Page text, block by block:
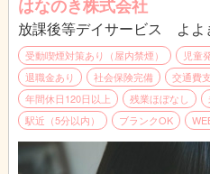
はなのき株式会社
放課後等デイサービス よよ
受動喫煙対策あり（屋内禁煙）
児童
退職金あり
社会保険完備 交通費
年間休日120日以上
残業ほぼなし
駅近（5分以内）
ブランクOK